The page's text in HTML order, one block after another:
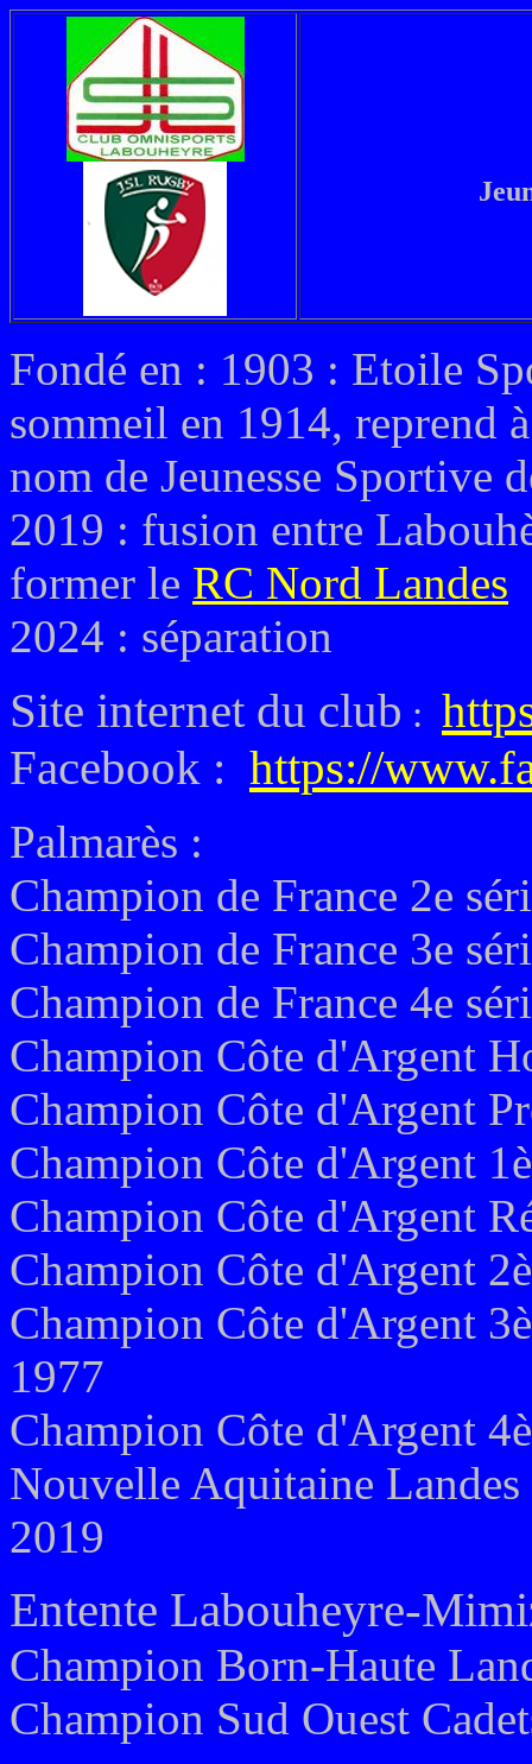
Fondé en : 1903 : Etoile
sommeil en 1914, reprend
nom de Jeunesse Sportive
2019 : fusion entre
former le RC Nord Landes
2024 : séparation
Site internet du club :
Facebook : https://
Palmarès :
Champion de France 2e
Champion de France 3e
Champion de France 4e
Champion Côte d'Argent
Champion Côte d'Argent
Champion Côte d'Argent
Champion Côte d'Argent
Champion Côte d'Argent
Champion Côte d'Argent
1977
Champion Côte d'Argent
Nouvelle Aquitaine
2019
Entente Labouheyre-
Champion Born-Haute
Champion Sud Ouest